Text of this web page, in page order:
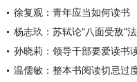
徐复观：青年应当如何读书
杨志玖：苏轼论“八面受敌”法
孙晓莉：领导干部要爱读书
温儒敏：整本书阅读切忌过